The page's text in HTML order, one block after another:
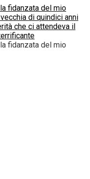
fidanzata del mio
di quindici anni
che ci attendeva il
fidanzata del mio